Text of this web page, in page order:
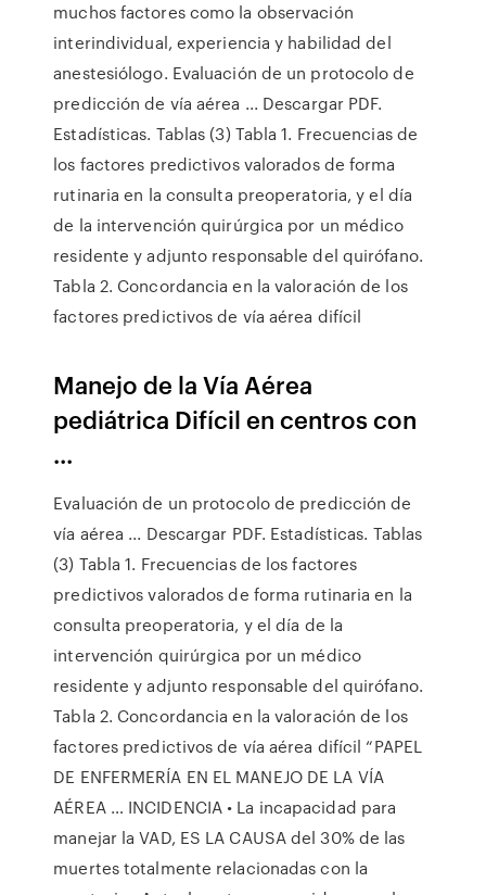
muchos factores como la observación
interindividual, experiencia y habilidad del
anestesiólogo. Evaluación de un protocolo de
predicción de vía aérea ... Descargar PDF.
Estadísticas. Tablas (3) Tabla 1. Frecuencias de
los factores predictivos valorados de forma
rutinaria en la consulta preoperatoria, y el día
de la intervención quirúrgica por un médico
residente y adjunto responsable del quirófano.
Tabla 2. Concordancia en la valoración de los
factores predictivos de vía aérea difícil
Manejo de la Vía Aérea
pediátrica Difícil en centros con
...
Evaluación de un protocolo de predicción de
vía aérea ... Descargar PDF. Estadísticas. Tablas
(3) Tabla 1. Frecuencias de los factores
predictivos valorados de forma rutinaria en la
consulta preoperatoria, y el día de la
intervención quirúrgica por un médico
residente y adjunto responsable del quirófano.
Tabla 2. Concordancia en la valoración de los
factores predictivos de vía aérea difícil “PAPEL
DE ENFERMERÍA EN EL MANEJO DE LA VÍA
AÉREA … INCIDENCIA • La incapacidad para
manejar la VAD, ES LA CAUSA del 30% de las
muertes totalmente relacionadas con la